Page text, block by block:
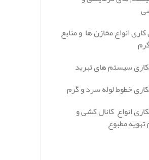
کاری انواع مخازن ها و منابع
انواع کانال کشی و
مطبوع